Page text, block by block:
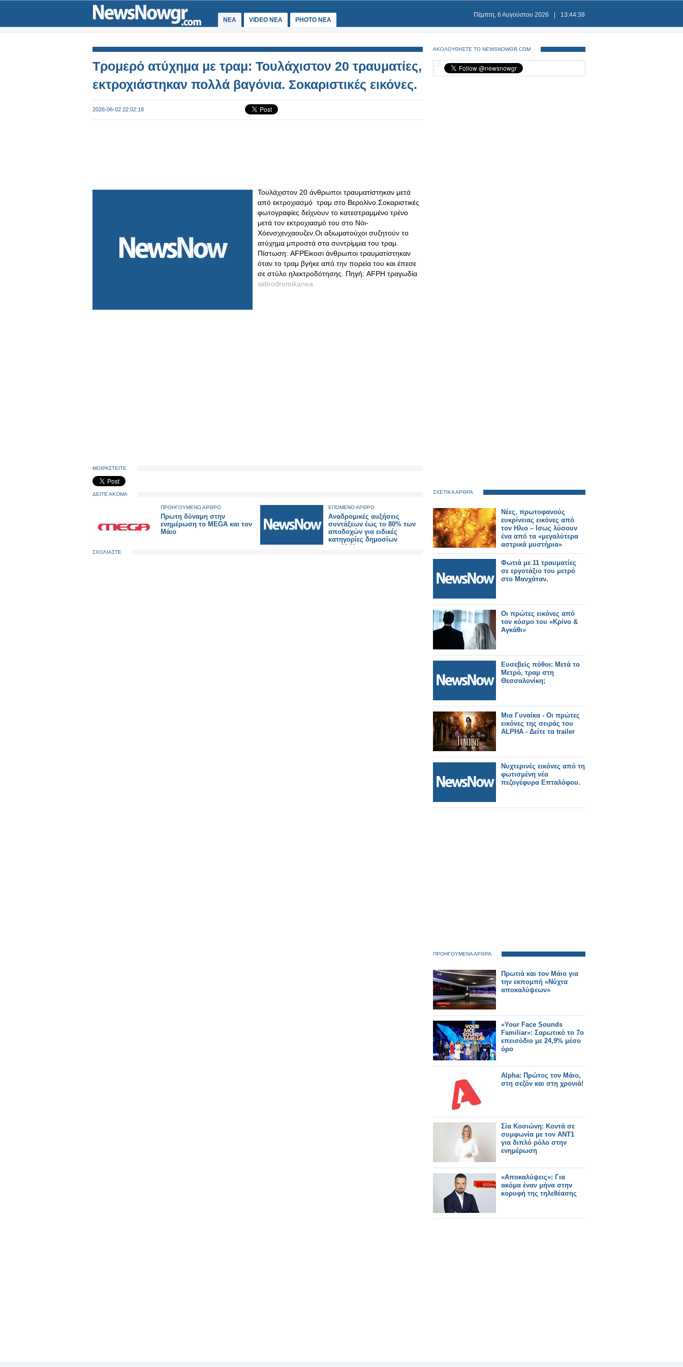
ΝΕΑ VIDEO NEA PHOTO NEA
Πέμπτη, 6 Αυγούστου 2026 13:44:38
Τρομερό ατύχημα με τραμ: Τουλάχιστον 20 τραυματίες,
εκτροχιάστηκαν πολλά βαγόνια. Σοκαριστικές εικόνες.
2026-06-02 22:02:18
Τουλάχιστον 20 άνθρωποι τραυματίστηκαν μετά
από εκτροχιασμό τραμ στο Βερολίνο.Σοκαριστικές
φωτογραφίες δείχνουν το κατεστραμμένο τρένο
μετά τον εκτροχιασμό του στο Νόι-
Χόενσχενχαουζεν.Οι αξιωματούχοι συζητούν το
ατύχημα μπροστά στα συντρίμμια του τραμ.
Πίστωση: AFPΕίκοσι άνθρωποι τραυματίστηκαν
όταν το τραμ βγήκε από την πορεία του και έπεσε
σε στύλο ηλεκτροδότησης. Πηγή: AFPΗ τραγωδία
sidirodromikanea
ΜΟΙΡΑΣΤΕΙΤΕ
ΔΕΙΤΕ ΑΚΟΜΑ
ΠΡΟΗΓΟΥΜΕΝΟ ΑΡΘΡΟ
Πρωτη δύναμη στην
ενημέρωση το MEGA και τον
Μάιο
ΕΠΟΜΕΝΟ ΑΡΘΡΟ
Αναδρομικές αυξήσεις
συντάξεων έως το 80% των
αποδοχών για ειδικές
κατηγορίες δημοσίων
υπαλλήλων και
ΣΧΟΛΙΑΣΤΕ
ΑΚΟΛΟΥΘΗΣΤΕ ΤΟ NEWSNOWGR.COM
ΣΧΕΤΙΚΑ ΑΡΘΡΑ
Νέες, πρωτοφανούς
ευκρίνειας εικόνες από
τον Ηλιο – Ισως λύσουν
ένα από τα «μεγαλύτερα
αστρικά μυστήρια»
Φωτιά με 11 τραυματίες
σε εργοτάξιο του μετρό
στο Μανχάταν.
Οι πρώτες εικόνες από
τον κόσμο του «Κρίνο &
Αγκάθι»
Ευσεβείς πόθοι: Μετά το
Μετρό, τραμ στη
Θεσσαλονίκη;
Μια Γυναίκα - Οι πρώτες
εικόνες της σειράς του
ALPHA - Δείτε τα trailer
Νυχτερινές εικόνες από τη
φωτισμένη νέα
πεζογέφυρα Επταλόφου.
ΠΡΟΗΓΟΥΜΕΝΑ ΑΡΘΡΑ
Πρωτιά και τον Μάιο για
την εκπομπή «Νύχτα
αποκαλύψεων»
«Your Face Sounds
Familiar»: Σαρωτικό το 7ο
επεισόδιο με 24,9% μέσο
όρο
Alpha: Πρώτος τον Μάιο,
στη σεζόν και στη χρονιά!
Σία Κοσιώνη: Κοντά σε
συμφωνία με τον ΑΝΤ1
για διπλό ρόλο στην
ενημέρωση
«Αποκαλύψεις»: Για
ακόμα έναν μήνα στην
κορυφή της τηλεθέασης